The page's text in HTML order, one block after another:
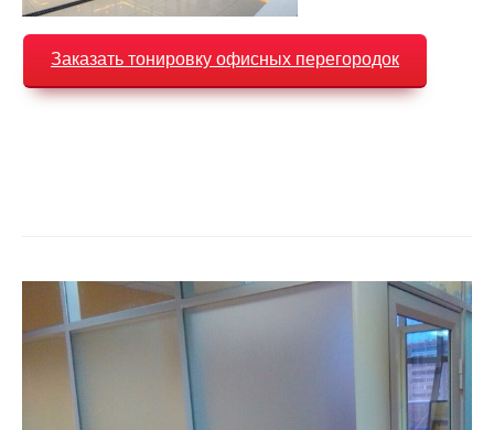
Заказать тонировку офисных перегородок